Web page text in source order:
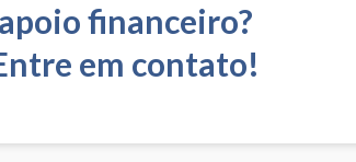
apoio financeiro?
em contato!